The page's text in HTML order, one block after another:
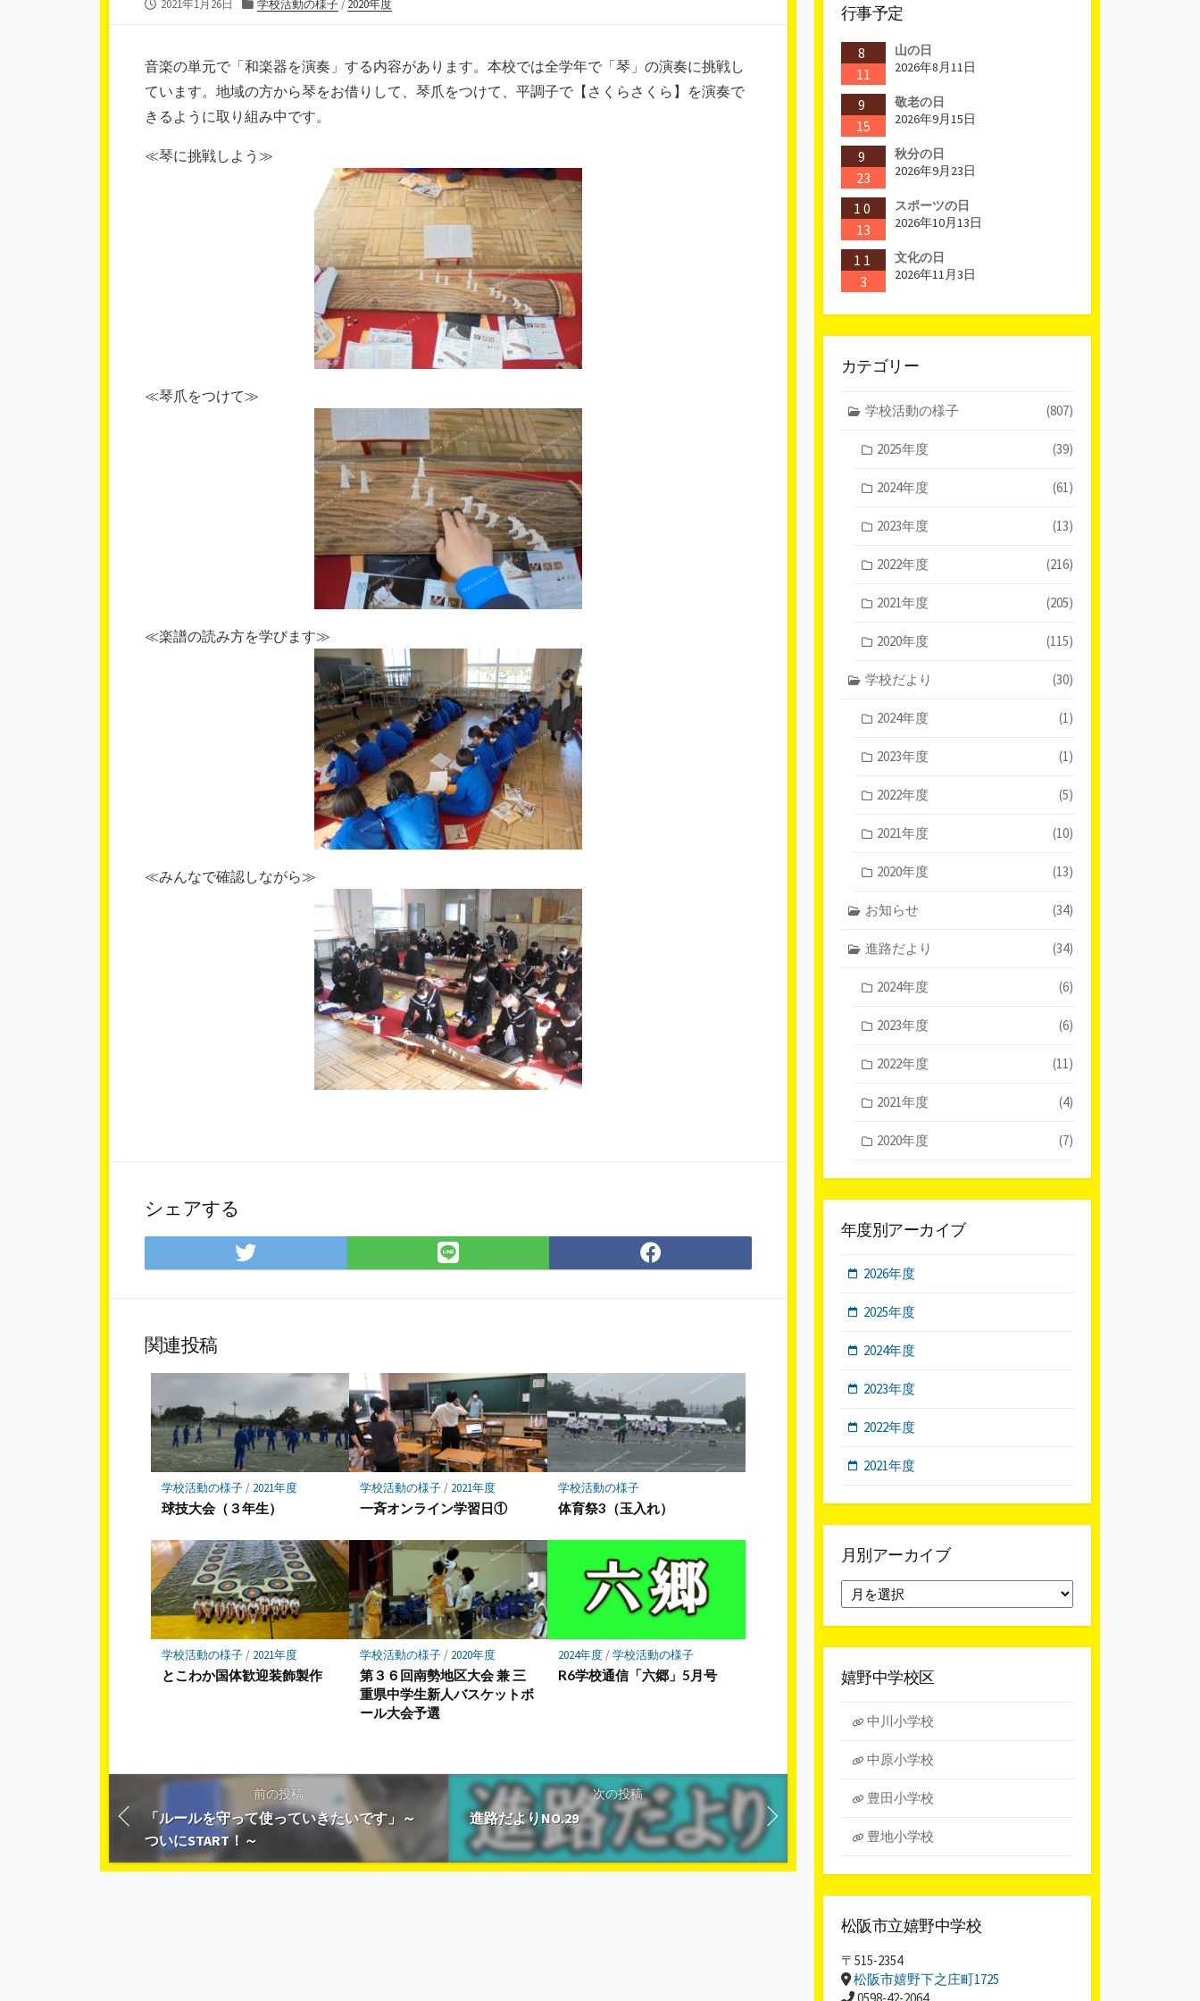
2021年1月26日
ー
学校活動の様子 /2020年度
音楽の単元で「和楽器を演奏」する内容があります。本校では全学年で「琴」の演奏に挑戦し
ています。地域の方から琴をお借りして、琴爪をつけて、平調子で【さくらさくら】を演奏で
きるように取り組み中です。
≪琴に挑戦しよう≫
≪琴爪をつけて≫
≪楽譜の読み方を学びます≫
≪みんなで確認しながら≫
シェアする
Twitter
で
LINE
で
Facebook
で
関連投稿
学校活動の様子/ 2021年度
球技大会（３年生）
学校活動の様子/ 2021年度
一斉オンライン学習日①
学校活動の様子
体育祭3（玉入れ）
学校活動の様子/ 2021年度
とこわか国体歓迎装飾製作
学校活動の様子/ 2020年度
第３６回南勢地区大会 兼 三
重県中学生新人バスケットボ
ール大会予選
2024年度/学校活動の様子
R6学校通信「六郷」5月号
前の投稿
「ルールを守って使っていきたいです」～
ついにSTART！～
次の投稿
進路だよりNO.29
行事予定
8
11
山の日
2026年8月11日
9
15
敬老の日
2026年9月15日
9
23
秋分の日
2026年9月23日
10
13
スポーツの日
2026年10月13日
11
3
文化の日
2026年11月3日
カテゴリー
学校活動の様子 (807)
2025年度 (39)
2024年度 (61)
2023年度 (13)
2022年度 (216)
2021年度 (205)
2020年度 (115)
学校だより (30)
2024年度 (1)
2023年度 (1)
2022年度 (5)
2021年度 (10)
2020年度 (13)
お知らせ (34)
進路だより (34)
2024年度 (6)
2023年度 (6)
2022年度 (11)
2021年度 (4)
2020年度 (7)
年度別アーカイブ
2026年度
2025年度
2024年度
2023年度
2022年度
2021年度
月別アーカイブ
別
ア
ー
イ
嬉野中学校区
中川小学校
中原小学校
豊田小学校
豊地小学校
松阪市立嬉野中学校
〒515-2354
松阪市嬉野下之庄町1725
0598-42-2064